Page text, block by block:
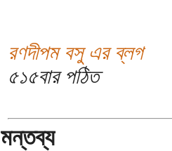
রণদীপম বসু এর ব্লগ
৫১৫বার পঠিত
মন্তব্য